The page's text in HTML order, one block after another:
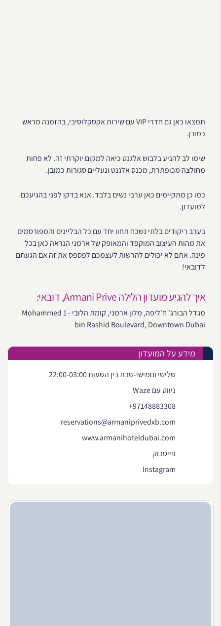
תמצאו כאן גם חדרי VIP עם שירות אקסקלוסיבי, בהזמנה מראש
כמובן.
שימו לב להגיע בלבוש אלגנט כיאה למקום יוקרתי זה. לא פחות
מחולצה מכופתרת, מכנס אלגנט ונעליים סגורות כמובן.
כמו כן מתקיימים כאן ערבי נשים בלבד. אנא בדקו לפני בהגיעכם
למועדון.
בערב ריקודים בלתי נשכח תחוו יחד עם כל הבליינים והמפורסמים
את מהות העיצוב המוקפד והמאופק של ארמני הנראה כאן בכל
פינה. אתם לא יכולים להרשות לעצמכם לפספס את זה אם הגעתם
לדובאי!
איך להגיע מועדון הלילה Armani Prive, דובאי:
מגדל הבורג' ח'ליפה, מלון ארמני, קומת הלובי - 1 Mohammed
bin Rashid Boulevard, Downtown Dubai
מידע על המועדון
שלישי וחמישי-שבת בין השעות 22:00-03:00
ניווט עם Waze
+97148883308
reservations@armaniprivedxb.com
www.armanihoteldubai.com
פייסבוק
Instagram